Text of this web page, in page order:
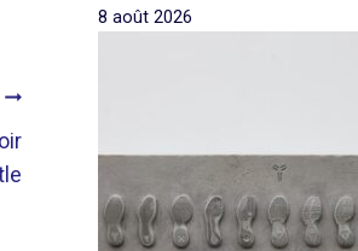
8 août 2026